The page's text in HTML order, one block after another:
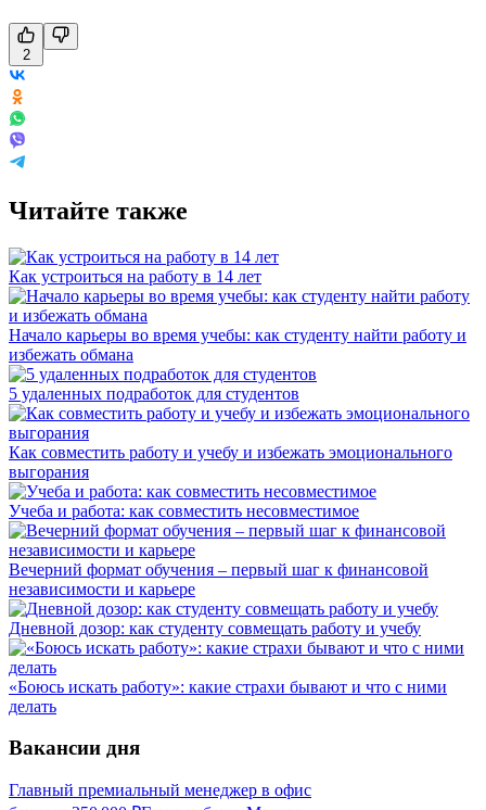
2
Читайте также
Как устроиться на работу в 14 лет
Начало карьеры во время учебы: как студенту найти работу и
избежать обмана
5 удаленных подработок для студентов
Как совместить работу и учебу и избежать эмоционального
выгорания
Учеба и работа: как совместить несовместимое
Вечерний формат обучения – первый шаг к финансовой
независимости и карьере
Дневной дозор: как студенту совмещать работу и учебу
«Боюсь искать работу»: какие страхи бывают и что с ними
делать
Вакансии дня
Главный премиальный менеджер в офис